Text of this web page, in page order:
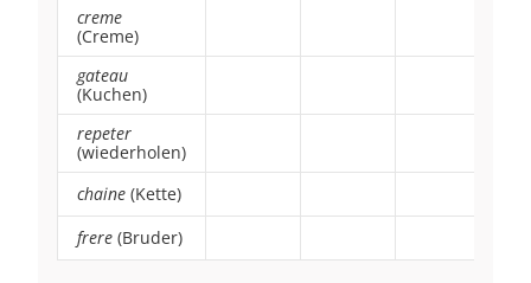
creme
(Creme)
gateau
(Kuchen)
repeter
(wiederholen)
chaine (Kette)
frere (Bruder)